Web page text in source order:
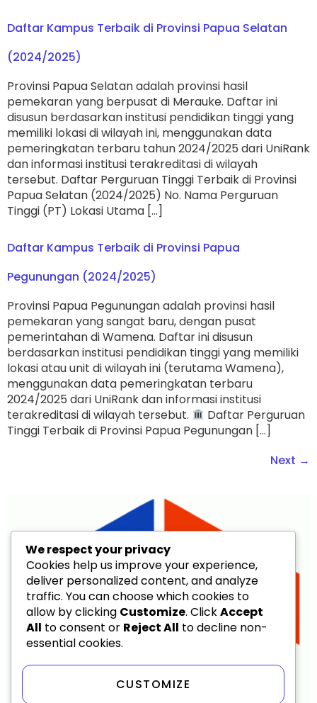
Daftar Kampus Terbaik di Provinsi Papua Selatan
(2024/2025)
Provinsi Papua Selatan adalah provinsi hasil
pemekaran yang berpusat di Merauke. Daftar ini
disusun berdasarkan institusi pendidikan tinggi yang
memiliki lokasi di wilayah ini, menggunakan data
pemeringkatan terbaru tahun 2024/2025 dari UniRank
dan informasi institusi terakreditasi di wilayah
tersebut. Daftar Perguruan Tinggi Terbaik di Provinsi
Papua Selatan (2024/2025) No. Nama Perguruan
Tinggi (PT) Lokasi Utama […]
Daftar Kampus Terbaik di Provinsi Papua
Pegunungan (2024/2025)
Provinsi Papua Pegunungan adalah provinsi hasil
pemekaran yang sangat baru, dengan pusat
pemerintahan di Wamena. Daftar ini disusun
berdasarkan institusi pendidikan tinggi yang memiliki
lokasi atau unit di wilayah ini (terutama Wamena),
menggunakan data pemeringkatan terbaru
2024/2025 dari UniRank dan informasi institusi
terakreditasi di wilayah tersebut.
Daftar Perguruan
Tinggi Terbaik di Provinsi Papua Pegunungan […]
Next →
We respect your privacy
Cookies help us improve your experience,
deliver personalized content, and analyze
traffic. You can choose which cookies to
allow by clicking Customize. ClickAccept
All to consent or Reject All to decline non-
essential cookies.
CUSTOMIZE